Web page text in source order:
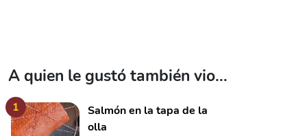
A quien le gustó también vio...
1
Salmón en la tapa de la
olla